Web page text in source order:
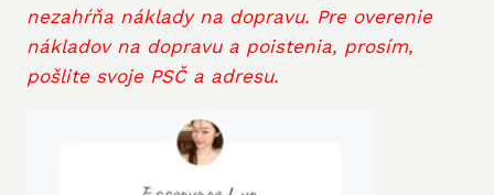
nezahŕňa náklady na dopravu. Pre overenie
nákladov na dopravu a poistenia, prosím,
pošlite svoje PSČ a adresu.